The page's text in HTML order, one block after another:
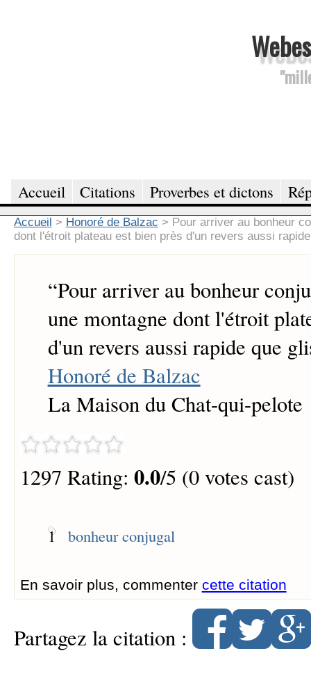
Accueil Citations Proverbes et dictons
Accueil > Honoré de Balzac > Pour arriver au bonheur
dont l'étroit plateau est bien près d'un revers aussi
“Pour arriver au bonheur
une montagne dont l'étroit
d'un revers aussi rapide que
Honoré de Balzac
La Maison du Chat-qui-pelote
1297 Rating: 0.0/5 (0 votes cast)
1 bonheur conjugal
En savoir plus, commenter cette citation
Partagez la citation :